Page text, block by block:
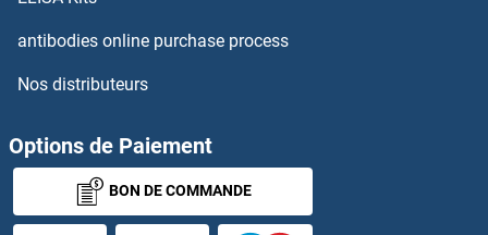
GDI2 Kits ELISA
GDNF Kits ELISA
GDP Dissociation Inhibitor 1 Kits ELISA
Gelsolin Kits ELISA
antibodies online purchase process
Nos distributeurs
Options de Paiement
BON DE COMMANDE